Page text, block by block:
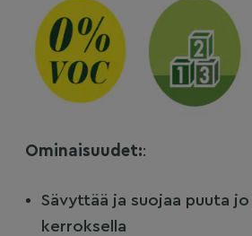
Ominaisuudet::
Sävyttää ja suojaa puuta jo
kerroksella